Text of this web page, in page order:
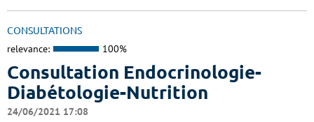
CONSULTATIONS
relevance: 100%
Consultation Endocrinologie-
Diabétologie-Nutrition
24/06/2021 17:08